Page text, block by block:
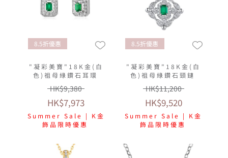
8.5折優惠
"凝彩美寶"18K金(白
色)祖母綠鑽石耳環
HK$9,380
HK$7,973
Summer Sale | K金
飾品限時優惠
8.5折優惠
"凝彩美寶"18K金(白
色)祖母綠鑽石頸鏈
HK$11,200
HK$9,520
Summer Sale | K金
飾品限時優惠